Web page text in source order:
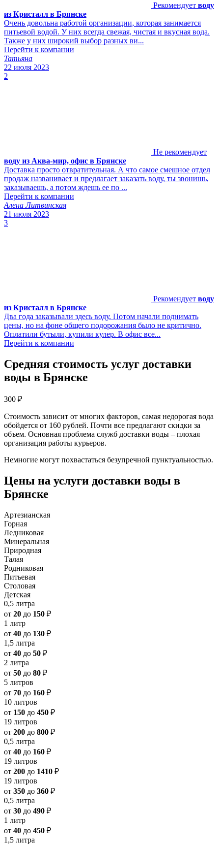
Рекомендует воду
из Кристалл в Брянске
Очень довольна работой организации, которая занимается
питьевой водой. У них всегда свежая, чистая и вкусная вода.
Также у них широкий выбор разных ви...
Перейти к компании
Татьяна
22 июля 2023
2
Не рекомендует
воду из Аква-мир, офис в Брянске
Доставка просто отвратительная. А что самое смешное отдел
продаж названивает и предлагает заказать воду, ты звонишь,
заказываешь, а потом ждешь ее по ...
Перейти к компании
Алена Литвинская
21 июля 2023
3
Рекомендует воду
из Кристалл в Брянске
Два года заказывали здесь воду. Потом начали поднимать
цены, но на фоне общего подорожания было не критично.
Оплатили бутыли, купили кулер. В офис все...
Перейти к компании
Средняя стоимость услуг доставки
воды в Брянске
300 ₽
Стоимость зависит от многих факторов, самая недорогая вода
обойдется от 160 рублей. Почти все предлагают скидки за
объем. Основная проблема служб доставки воды – плохая
организация работы курьеров.
Немногие могут похвастаться безупречной пунктуальностью.
Цены на услуги доставки воды в
Брянске
Артезианская
Горная
Ледниковая
Минеральная
Природная
Талая
Родниковая
Питьевая
Столовая
Детская
0,5 литра
от 20 до 150 ₽
1 литр
от 40 до 130 ₽
1,5 литра
от 40 до 50 ₽
2 литра
от 50 до 80 ₽
5 литров
от 70 до 160 ₽
10 литров
от 150 до 450 ₽
19 литров
от 200 до 800 ₽
0,5 литра
от 40 до 160 ₽
19 литров
от 200 до 1410 ₽
19 литров
от 350 до 360 ₽
0,5 литра
от 30 до 490 ₽
1 литр
от 40 до 450 ₽
1,5 литра